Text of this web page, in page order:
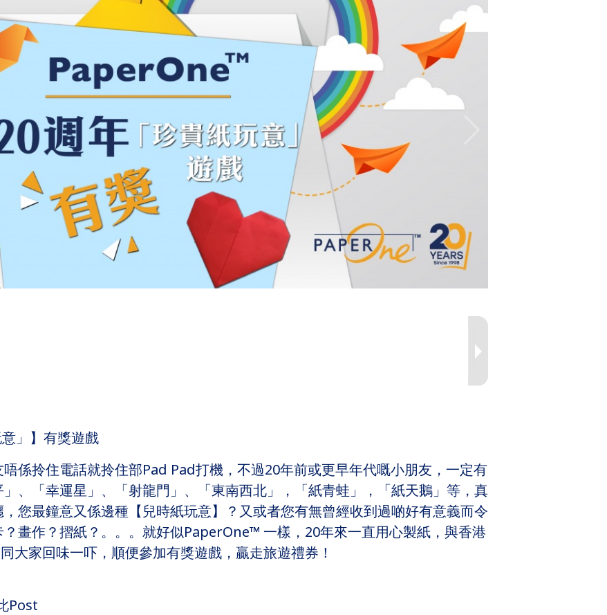
」】有獎遊戲
係拎住電話就拎住部Pad Pad打機，不過20年前或更早年代嘅小朋友，一定有
、「幸運星」、「射龍門」、「東南西北」，「紙青蛙」，「紙天鵝」等，真
您最鐘意又係邊種【兒時紙玩意】？又或者您有無曾經收到過啲好有意義而令
畫作？摺紙？。。。就好似PaperOne™ 一樣，20年來一直用心製紙，與香港
大家回味一吓，順便參加有獎遊戲，贏走旅遊禮券！
Post